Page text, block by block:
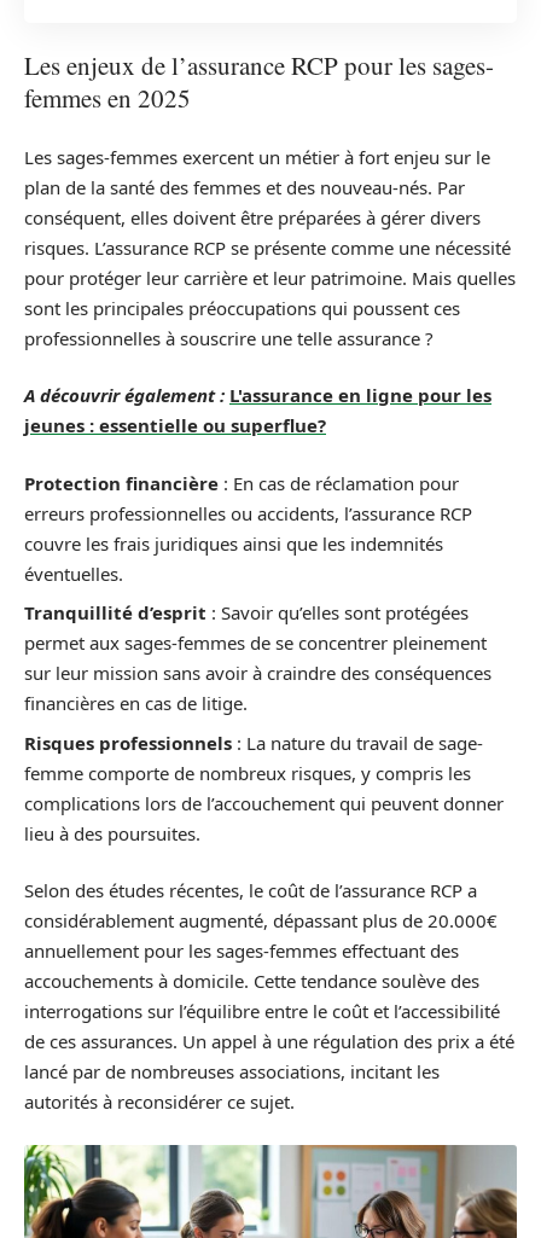
Les enjeux de l’assurance RCP pour les sages-
femmes en 2025
Les sages-femmes exercent un métier à fort enjeu sur le
plan de la santé des femmes et des nouveau-nés. Par
conséquent, elles doivent être préparées à gérer divers
risques. L’assurance RCP se présente comme une nécessité
pour protéger leur carrière et leur patrimoine. Mais quelles
sont les principales préoccupations qui poussent ces
professionnelles à souscrire une telle assurance ?
A découvrir également : L'assurance en ligne pour les
jeunes : essentielle ou superflue?
Protection financière : En cas de réclamation pour
erreurs professionnelles ou accidents, l’assurance RCP
couvre les frais juridiques ainsi que les indemnités
éventuelles.
Tranquillité d’esprit : Savoir qu’elles sont protégées
permet aux sages-femmes de se concentrer pleinement
sur leur mission sans avoir à craindre des conséquences
financières en cas de litige.
Risques professionnels : La nature du travail de sage-
femme comporte de nombreux risques, y compris les
complications lors de l’accouchement qui peuvent donner
lieu à des poursuites.
Selon des études récentes, le coût de l’assurance RCP a
considérablement augmenté, dépassant plus de 20.000€
annuellement pour les sages-femmes effectuant des
accouchements à domicile. Cette tendance soulève des
interrogations sur l’équilibre entre le coût et l’accessibilité
de ces assurances. Un appel à une régulation des prix a été
lancé par de nombreuses associations, incitant les
autorités à reconsidérer ce sujet.